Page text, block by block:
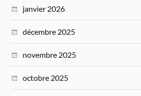
janvier 2026
décembre 2025
novembre 2025
octobre 2025